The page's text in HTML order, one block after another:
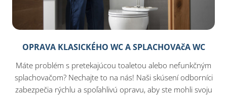
OPRAVA KLASICKÉHO WC A SPLACHOVAčA WC
Máte problém s pretekajúcou toaletou alebo nefunkčným
splachovačom? Nechajte to na nás! Naši skúsení odborníci
zabezpečia rýchlu a spoľahlivú opravu, aby ste mohli svoju